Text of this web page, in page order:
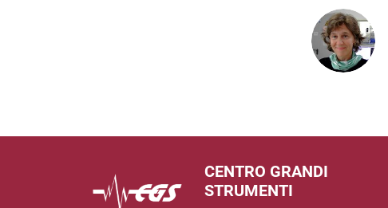
CENTRO GRANDI
STRUMENTI